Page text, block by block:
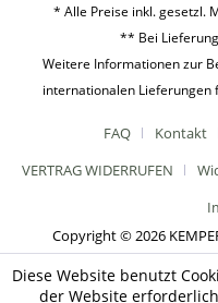
* Alle Preise inkl. gesetzl.
** Bei
Weitere Informationen zur
internationalen Lieferungen
FAQ Kontakt
VERTRAG WIDERRUFEN
Copyright © 2026
Diese Website benutzt
der Website